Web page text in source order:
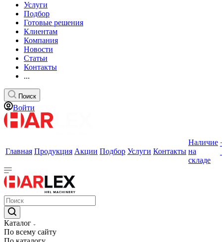
Услуги
Подбор
Готовые решения
Клиентам
Компания
Новости
Статьи
Контакты
...
Поиск
Войти
Главная Продукция Акции Подбор Услуги Контакты
Наличие
на
складе
Каталог
По всему сайту